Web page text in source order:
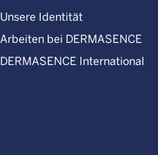
Unsere Identität
Arbeiten bei DERMASENCE
DERMASENCE International